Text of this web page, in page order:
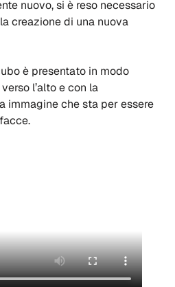
nuovo, si è reso necessario
creazione di una nuova
è presentato in modo
l’alto e con la
immagine che sta per essere